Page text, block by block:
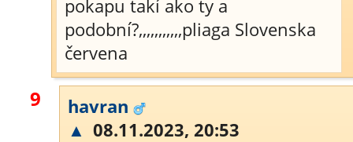
pokapu takí ako ty a
podobní?,,,,,,,,,,,pliaga Slovenska
červena
9
havran
▲ 08.11.2023, 20:53